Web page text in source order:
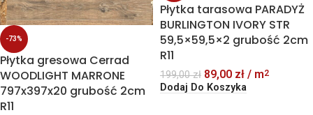
-73%
Płytka gresowa Cerrad
WOODLIGHT MARRONE
797x397x20 grubość 2cm
R11
Płytka tarasowa PARADYŻ
BURLINGTON IVORY STR
59,5×59,5×2 grubość 2cm
R11
199,00zł 89,00 zł / m2
Dodaj Do Koszyka